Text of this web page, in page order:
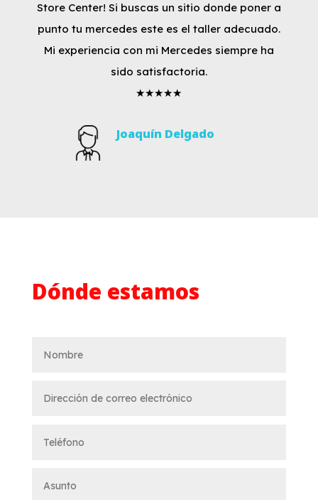
Store Center! Si buscas un sitio donde poner a
punto tu mercedes este es el taller adecuado.
Mi experiencia con mi Mercedes siempre ha
sido satisfactoria.
★★★★★
Joaquín Delgado
Dónde estamos